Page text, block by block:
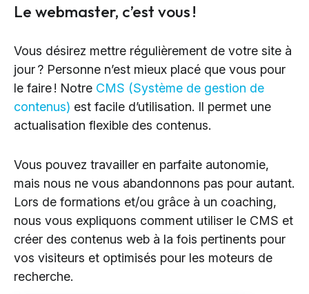
Le webmaster, c’est vous !
Vous désirez mettre régulièrement de votre site à
jour ? Personne n’est mieux placé que vous pour
le faire ! Notre CMS (Système de gestion de
contenus) est facile d’utilisation. Il permet une
actualisation flexible des contenus.
Vous pouvez travailler en parfaite autonomie,
mais nous ne vous abandonnons pas pour autant.
Lors de formations et/ou grâce à un coaching,
nous vous expliquons comment utiliser le CMS et
créer des contenus web à la fois pertinents pour
vos visiteurs et optimisés pour les moteurs de
recherche.